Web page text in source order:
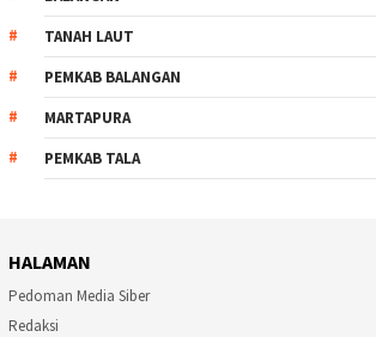
TANAH LAUT
PEMKAB BALANGAN
MARTAPURA
PEMKAB TALA
HALAMAN
Pedoman Media Siber
Redaksi